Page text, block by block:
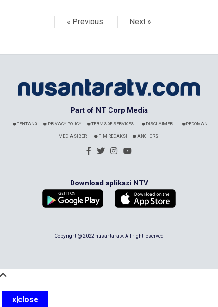
« Previous Next »
Part of NT Corp Media
TENTANG PRIVACY POLICY TERMS OF SERVICES DISCLAIMER PEDOMAN
MEDIA SIBER TIM REDAKSI ANCHORS
Download aplikasi NTV
Copyright @ 2022 nusantaratv. All right reserved
x|close